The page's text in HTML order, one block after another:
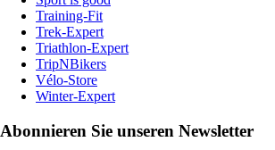
Training-Fit
Trek-Expert
Triathlon-Expert
TripNBikers
Vélo-Store
Winter-Expert
Abonnieren Sie unseren Newsletter